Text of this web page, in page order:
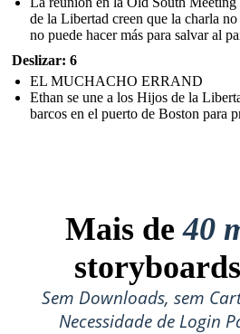
de la Libertad creen que la charla
no puede hacer más para salvar al
Deslizar: 6
EL MUCHACHO ERRAND
Ethan se une a los Hijos de la
barcos en el puerto de Boston para
Mais de40
Sem Downloads, sem
Necessidade de Login